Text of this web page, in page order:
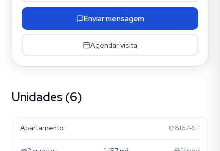
Enviar mensagem
Agendar visita
Unidades (6)
Cavalhada
Apartamento 8167-SH